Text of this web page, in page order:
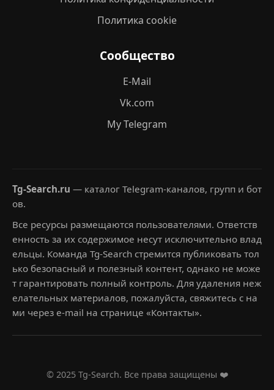
Политика cookie
Сообщество
E-Mail
Vk.com
My Telegram
Tg-Search.ru — каталог Telegram-каналов, групп и бот
ов.
Все ресурсы размещаются пользователями. Ответств
енность за их содержимое несут исключительно влад
ельцы. Команда Tg-Search стремится публиковать тол
ько безопасный и полезный контент, однако не може
т гарантировать полный контроль. Для удаления неж
елательных материалов, пожалуйста, свяжитесь с на
ми через e-mail на странице «Контакты».
© 2025 Tg-Search. Все права защищены ❤️